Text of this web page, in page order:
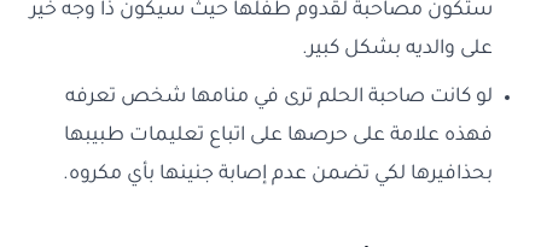
ستكون مصاحبة لقدوم طفلها حيث سيكون ذا وجه خير
على والديه بشكل كبير.
لو كانت صاحبة الحلم ترى في منامها شخص تعرفه
فهذه علامة على حرصها على اتباع تعليمات طبيبها
بحذافيرها لكي تضمن عدم إصابة جنينها بأي مكروه.